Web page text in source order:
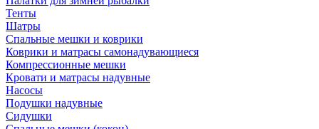
Тенты
Шатры
Спальные мешки и коврики
Коврики и матрасы самонадувающиеся
Компрессионные мешки
Кровати и матрасы надувные
Насосы
Подушки надувные
Сидушки